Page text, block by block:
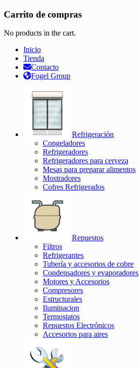
Carrito de compras
No products in the cart.
Inicio
Tienda
Contacto
Fogel Group
Refrigeración
Congeladores
Refrigeradores
Refrigeradores para cerveza
Mesas para preparar alimentos
Mostradores
Cofres Refrigerados
Repuestos
Filtros
Refrigerantes
Tubería y accesorios de cobre
Condensadores y evaporadores
Motores y Accesorios
Compresores
Estructurales
Iluminacion
Termostatos
Repuestos Electrónicos
Accesorios para aires